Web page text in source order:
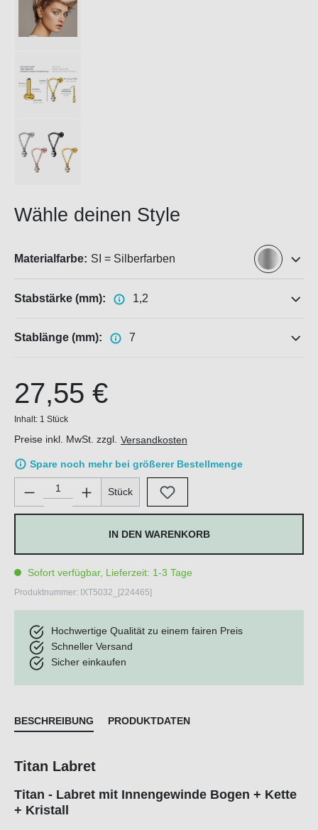
Wähle deinen Style
Materialfarbe: SI = Silberfarben
Stabstärke (mm): 1,2
Stablänge (mm): 7
27,55 €
Inhalt: 1 Stück
Preise inkl. MwSt. zzgl. Versandkosten
Spare noch mehr bei größerer Bestellmenge
Produkt Anzahl: Gib den gewünschten Wert ein oder
Stück
IN DEN WARENKORB
Sofort verfügbar, Lieferzeit: 1-3 Tage
Produktnummer: IXT5032_[224465]
Hochwertige Qualität zu einem fairen Preis
Schneller Versand
Sicher einkaufen
BESCHREIBUNG PRODUKTDATEN
Titan Labret
Titan - Labret mit Innengewinde Bogen + Kette
+ Kristall